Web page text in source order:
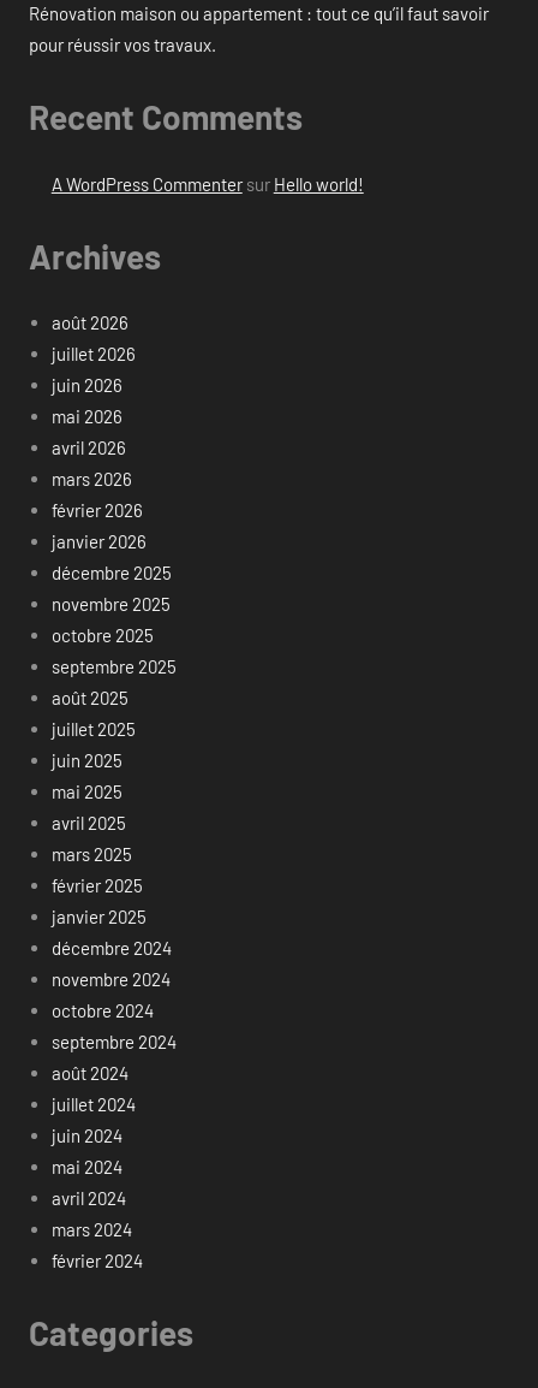
Rénovation maison ou appartement : tout ce qu’il faut savoir
pour réussir vos travaux.
Recent Comments
A WordPress Commentersur Hello world!
Archives
août 2026
juillet 2026
juin 2026
mai 2026
avril 2026
mars 2026
février 2026
janvier 2026
décembre 2025
novembre 2025
octobre 2025
septembre 2025
août 2025
juillet 2025
juin 2025
mai 2025
avril 2025
mars 2025
février 2025
janvier 2025
décembre 2024
novembre 2024
octobre 2024
septembre 2024
août 2024
juillet 2024
juin 2024
mai 2024
avril 2024
mars 2024
février 2024
Categories